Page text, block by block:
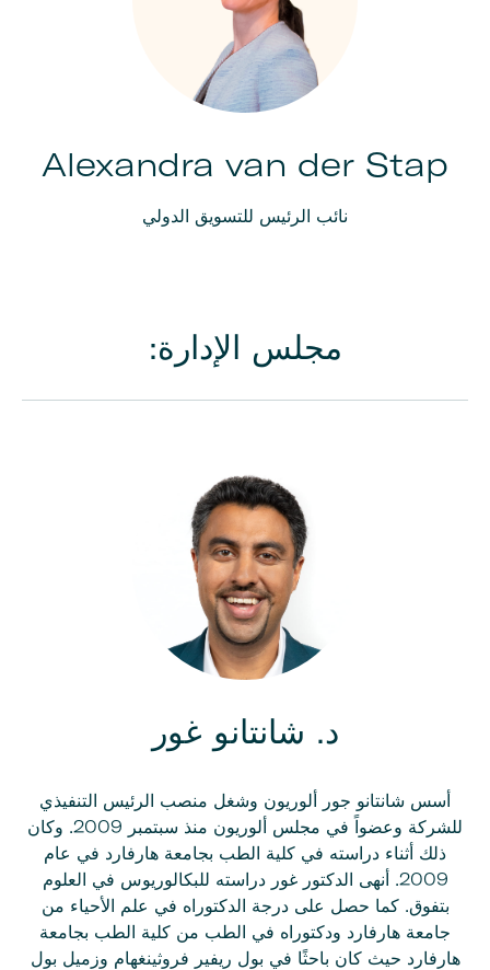
Alexandra van der Stap
نائب الرئيس للتسويق الدولي
مجلس الإدارة:
د. شانتانو غور
أسس شانتانو جور ألوريون وشغل منصب الرئيس التنفيذي
للشركة وعضواً في مجلس ألوريون منذ سبتمبر 2009. وكان
ذلك أثناء دراسته في كلية الطب بجامعة هارفارد في عام
2009. أنهى الدكتور غور دراسته للبكالوريوس في العلوم
بتفوق. كما حصل على درجة الدكتوراه في علم الأحياء من
جامعة هارفارد ودكتوراه في الطب من كلية الطب بجامعة
هارفارد حيث كان باحثًا في بول ريفير فروثينغهام وزميل بول